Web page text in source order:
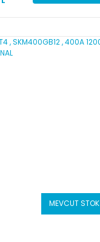
MEVCUT